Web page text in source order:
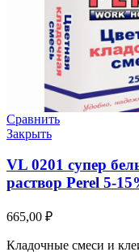
Сравнить
Закрыть
VL 0201 супер
раствор Perel 5-
665,00 ₽
Кладочные смеси и